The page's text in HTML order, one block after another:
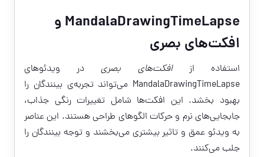
MandalaDrawingTimeLapse و
افکت‌های بصری
استفاده ازافکت‌های بصریدر ویدئوهای
MandalaDrawingTimeLapse می‌تواند تجربه‌ی بینندگان را
بهبود بخشد. این افکت‌ها شامل تغییرات رنگی جذاب،
جابجایی‌های نرم و حرکات الگوهای طراحی هستند. این عناصر
به ویدئو عمق و تاثیر بیشتری می‌بخشند و توجه بینندگان را
جلب می‌کنند.